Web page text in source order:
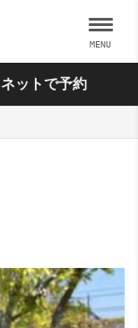
ネットで予約
MENU